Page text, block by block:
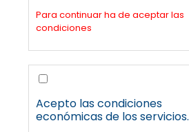
Para continuar ha de aceptar las
condiciones
Acepto las condiciones
económicas de los servicios.